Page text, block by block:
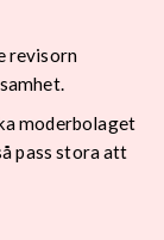
revisorn
moderbolaget
pass stora att